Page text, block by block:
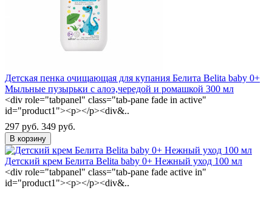
Детская пенка очищающая для купания Белита Belita baby 0+
Мыльные пузырьки с алоэ,чередой и ромашкой 300 мл
<div role="tabpanel" class="tab-pane fade in active"
id="product1"><p></p><div&..
297 руб. 349 руб.
В корзину
Детский крем Белита Belita baby 0+ Нежный уход 100 мл
<div role="tabpanel" class="tab-pane fade active in"
id="product1"><p></p><div&..